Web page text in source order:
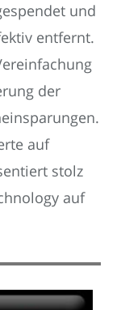
und
entfernt.
der
auf
stolz
auf